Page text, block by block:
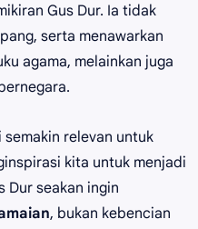
Gus Dur. Ia tidak
serta menawarkan
agama, melainkan juga
relevan untuk
kita untuk menjadi
Dur seakan ingin
, bukan kebencian